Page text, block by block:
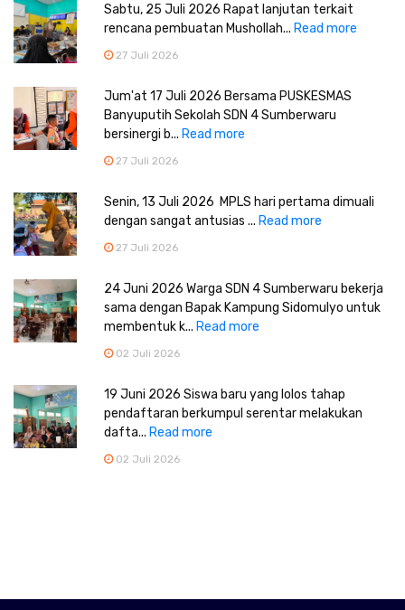
Sabtu, 25 Juli 2026 Rapat lanjutan terkait
rencana pembuatan Mushollah... Read more
27 Juli 2026
Jum'at 17 Juli 2026 Bersama PUSKESMAS
Banyuputih Sekolah SDN 4 Sumberwaru
bersinergi b... Read more
27 Juli 2026
Senin, 13 Juli 2026 MPLS hari pertama dimuali
dengan sangat antusias ... Read more
27 Juli 2026
24 Juni 2026 Warga SDN 4 Sumberwaru bekerja
sama dengan Bapak Kampung Sidomulyo untuk
membentuk k... Read more
02 Juli 2026
19 Juni 2026 Siswa baru yang lolos tahap
pendaftaran berkumpul serentar melakukan
dafta... Read more
02 Juli 2026